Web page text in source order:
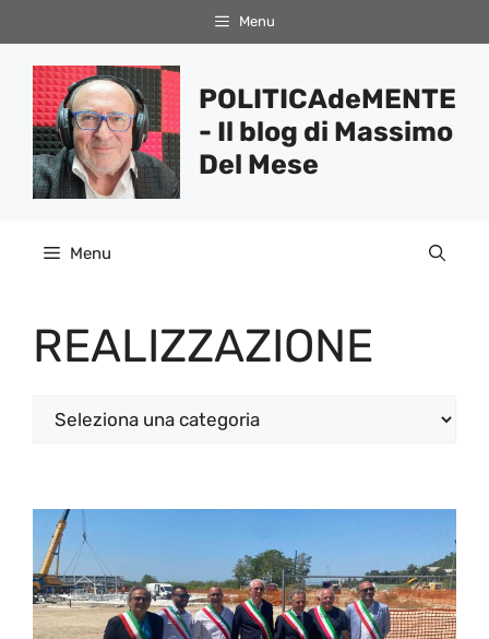
al
contenuto
Menu
POLITICAdeMENTE
- Il blog di Massimo
Del Mese
Menu
REALIZZAZIONE
Categorie